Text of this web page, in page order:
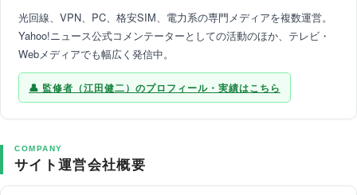
光回線、VPN、PC、格安SIM、電力系の専門メディアを複数運営。
Yahoo!ニュース公式コメンテーターとしての活動のほか、テレビ・
Webメディアでも幅広く発信中。
監修者（江田健二）のプロフィール・実績はこちら
COMPANY
サイト運営会社概要